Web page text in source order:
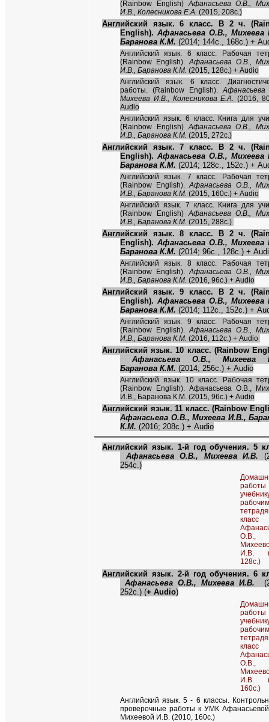
(Rainbow English)Афанасьева О.В.,
И.В., Колесникова Е.А. (2015, 208c.)
Английский язык. 6 класс. В 2 ч.
English). Афанасьева О.В., Михеева
Баранова К.М. (2014; 144c., 168с.) +
Английский язык. 6 класс. Рабочая
(Rainbow English).Афанасьева О.В.,
И.В., Баранова К.М. (2015, 128c.) + Audio
Английский язык. 6 класс.
работы. (Rainbow English).
Михеева И.В., Колесникова Е.А.(2016,
Audio
Английский язык. 6 класс. Книга для
(Rainbow English)Афанасьева О.В.,
И.В., Баранова К.М. (2015, 272c.)
Английский язык. 7 класс. В 2 ч.
English). Афанасьева О.В., Михеева
Баранова К.М. (2014; 128c., 152с.) +
Английский язык. 7 класс. Рабочая
(Rainbow English).Афанасьева О.В.,
И.В., Баранова К.М. (2015, 160c.) + Audio
Английский язык. 7 класс. Книга для
(Rainbow English)Афанасьева О.В.,
И.В., Баранова К.М. (2015, 288c.)
Английский язык. 8 класс. В 2 ч.
English). Афанасьева О.В., Михеева
Баранова К.М. (2014; 96c., 128с.) +
Английский язык. 8 класс. Рабочая
(Rainbow English).Афанасьева О.В.,
И.В., Баранова К.М. (2016, 96c.) + Audio
Английский язык. 9 класс. В 2 ч.
English). Афанасьева О.В., Михеева
Баранова К.М. (2014; 112c., 152с.) +
Английский язык. 9 класс. Рабочая
(Rainbow English).Афанасьева О.В.,
И.В., Баранова К.М. (2016, 112c.) + Audio
Английский язык. 10 класс. (Rainbow
Афанасьева О.В., Михеева
Баранова К.М. (2014; 256с.) + Audio
Английский язык. 10 класс. Рабочая
(Rainbow English). Афанасьева О.В.,
И.В., Баранова К.М. (2015, 96c.) + Audio
Английский язык. 11 класс. (Rainbow
Афанасьева О.В., Михеева И.В.,
К.М. (2016; 208с.) + Audio
Английский язык. 1-й год обучения. 5
Афанасьева О.В., Михеева И.В.
254с.)
рабочим
класс
О.В.,
И.В.
128с.)
Английский язык. 2-й год обучения. 6
Афанасьева О.В., Михеева И.В.
252с.) (+ Audio)
рабочим
класс
О.В.,
И.В.
160с.)
Английский язык. 5 - 6 классы.
проверочные работы к УМК
Михеевой И.В. (2010, 160с.)